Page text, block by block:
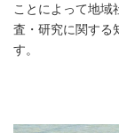
ことによって地域
査・研究に関する
す。